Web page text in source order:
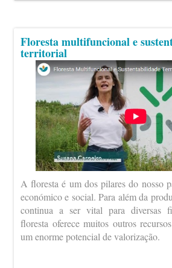
Floresta multifuncional e
territorial
A floresta é um dos pilares do nosso
económico e social. Para além da
continua a ser vital para diversas
floresta oferece muitos outros
um enorme potencial de valorização.